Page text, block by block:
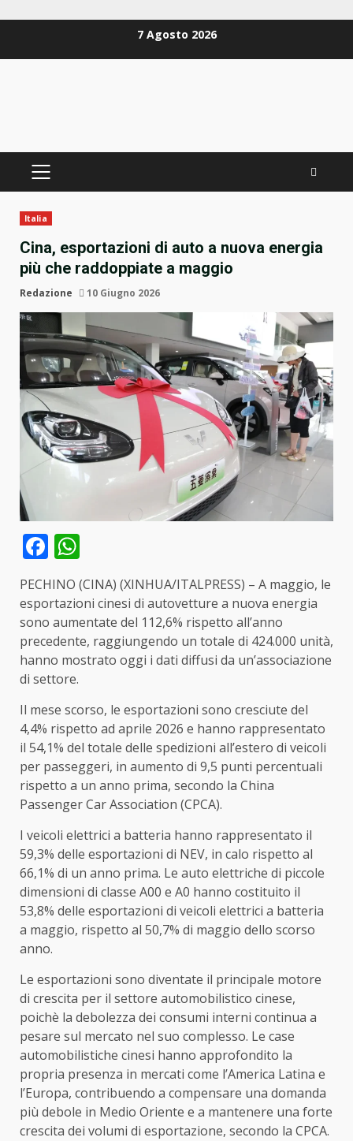
7 Agosto 2026
PRIMÄRES
Italia
Cina, esportazioni di auto a nuova energia
più che raddoppiate a maggio
Redazione 10 Giugno 2026
Facebook
PECHINO (CINA) (XINHUA/ITALPRESS) – A maggio, le
esportazioni cinesi di autovetture a nuova energia
sono aumentate del 112,6% rispetto all’anno
precedente, raggiungendo un totale di 424.000 unità,
hanno mostrato oggi i dati diffusi da un’associazione
di settore.
Il mese scorso, le esportazioni sono cresciute del
4,4% rispetto ad aprile 2026 e hanno rappresentato
il 54,1% del totale delle spedizioni all’estero di veicoli
per passeggeri, in aumento di 9,5 punti percentuali
rispetto a un anno prima, secondo la China
Passenger Car Association (CPCA).
I veicoli elettrici a batteria hanno rappresentato il
59,3% delle esportazioni di NEV, in calo rispetto al
66,1% di un anno prima. Le auto elettriche di piccole
dimensioni di classe A00 e A0 hanno costituito il
53,8% delle esportazioni di veicoli elettrici a batteria
a maggio, rispetto al 50,7% di maggio dello scorso
anno.
Le esportazioni sono diventate il principale motore
di crescita per il settore automobilistico cinese,
poichè la debolezza dei consumi interni continua a
pesare sul mercato nel suo complesso. Le case
automobilistiche cinesi hanno approfondito la
propria presenza in mercati come l’America Latina e
l’Europa, contribuendo a compensare una domanda
più debole in Medio Oriente e a mantenere una forte
crescita dei volumi di esportazione, secondo la CPCA.